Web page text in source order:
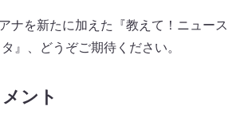
ナを新たに加えた『教えて！ニュース
』、どうぞご期待ください。
ント